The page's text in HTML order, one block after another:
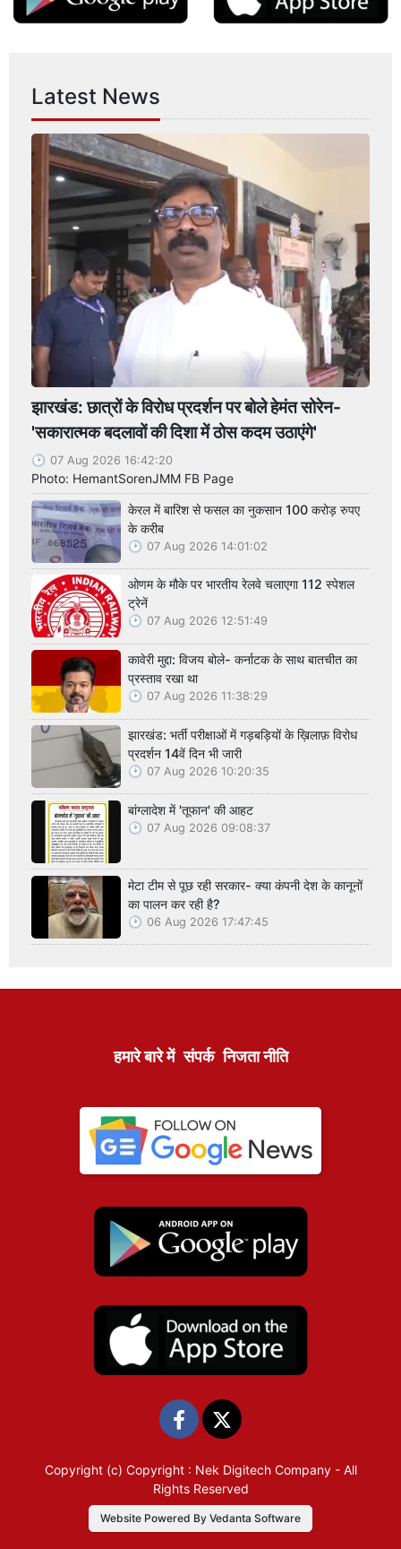
Latest News
झारखंड: छात्रों के विरोध प्रदर्शन पर बोले हेमंत सोरेन-
'सकारात्मक बदलावों की दिशा में ठोस कदम उठाएंगे'
07 Aug 2026 16:42:20
Photo: HemantSorenJMM FB Page
केरल में बारिश से फसल का नुकसान 100 करोड़ रुपए
के करीब
07 Aug 2026 14:01:02
ओणम के मौके पर भारतीय रेलवे चलाएगा 112 स्पेशल
ट्रेनें
07 Aug 2026 12:51:49
कावेरी मुद्दा: विजय बोले- कर्नाटक के साथ बातचीत का
प्रस्ताव रखा था
07 Aug 2026 11:38:29
झारखंड: भर्ती परीक्षाओं में गड़बड़ियों के ख़िलाफ़ विरोध
प्रदर्शन 14वें दिन भी जारी
07 Aug 2026 10:20:35
बांग्लादेश में 'तूफान' की आहट
07 Aug 2026 09:08:37
मेटा टीम से पूछ रही सरकार- क्या कंपनी देश के कानूनों
का पालन कर रही है?
06 Aug 2026 17:47:45
हमारे बारे में संपर्क निजता नीति
Copyright (c) Copyright : Nek Digitech Company- All
Rights Reserved
Website Powered By Vedanta Software